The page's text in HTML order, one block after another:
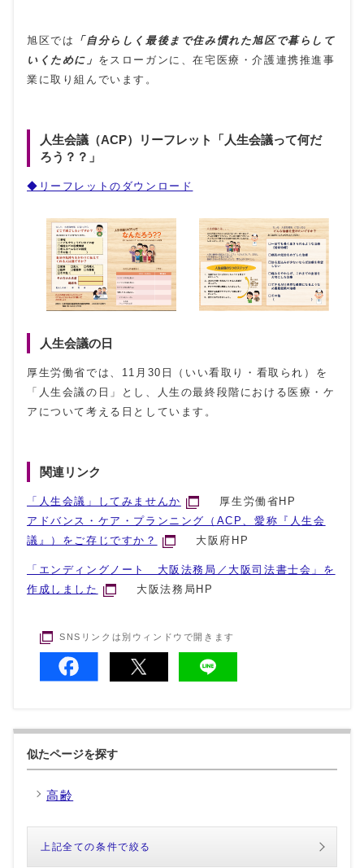
旭区では
「自分らしく最後まで住み慣れた旭区で暮らして
いくために」 をスローガンに、在宅医療・介護連携推進事
業に取り組んでいます。
人生会議（ACP）リーフレット「人生会議って何だ
ろう？？」
◆リーフレットのダウンロード
人生会議の日
厚生労働省では、11月30日（いい看取り・看取られ）を
「人生会議の日」とし、人生の最終段階における医療・ケ
アについて考える日としています。
関連リンク
「人生会議」してみませんか
厚生労働省HP
アドバンス・ケア・プランニング（ACP、愛称『人生会
議』）をご存じですか？
大阪府HP
「エンディングノート 大阪法務局／大阪司法書士会」を
作成しました
大阪法務局HP
SNSリンクは別ウィンドウで開きます
似たページを探す
高齢
上記全ての条件で絞る